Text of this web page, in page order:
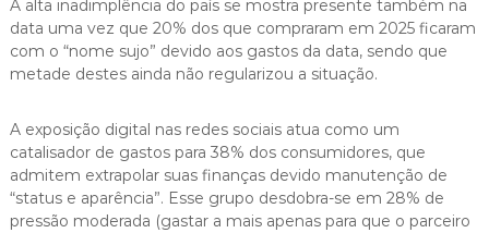
A alta inadimplência do país se mostra presente também na
data uma vez que 20% dos que compraram em 2025 ficaram
com o “nome sujo” devido aos gastos da data, sendo que
metade destes ainda não regularizou a situação.
A exposição digital nas redes sociais atua como um
catalisador de gastos para 38% dos consumidores, que
admitem extrapolar suas finanças devido manutenção de
“status e aparência”. Esse grupo desdobra-se em 28% de
pressão moderada (gastar a mais apenas para que o parceiro